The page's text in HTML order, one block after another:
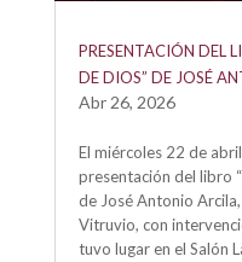
PRESENTACIÓN DEL
DE DIOS” DE JOSÉ
Abr 26, 2026
El miércoles 22 de
presentación del libro
de José Antonio
Vitruvio, con
tuvo lugar en el Salón